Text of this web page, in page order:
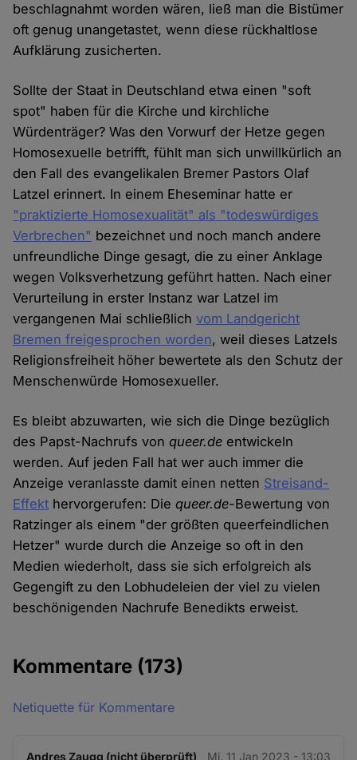
beschlagnahmt worden wären, ließ man die Bistümer
oft genug unangetastet, wenn diese rückhaltlose
Aufklärung zusicherten.
Sollte der Staat in Deutschland etwa einen "soft
spot" haben für die Kirche und kirchliche
Würdenträger? Was den Vorwurf der Hetze gegen
Homosexuelle betrifft, fühlt man sich unwillkürlich an
den Fall des evangelikalen Bremer Pastors Olaf
Latzel erinnert. In einem Eheseminar hatte er
"praktizierte Homosexualität" als "todeswürdiges
Verbrechen" bezeichnet und noch manch andere
unfreundliche Dinge gesagt, die zu einer Anklage
wegen Volksverhetzung geführt hatten. Nach einer
Verurteilung in erster Instanz war Latzel im
vergangenen Mai schließlichvom Landgericht
Bremen freigesprochen worden, weil dieses Latzels
Religionsfreiheit höher bewertete als den Schutz der
Menschenwürde Homosexueller.
Es bleibt abzuwarten, wie sich die Dinge bezüglich
des Papst-Nachrufs vonqueer.de entwickeln
werden. Auf jeden Fall hat wer auch immer die
Anzeige veranlasste damit einen netten Streisand-
Effekt hervorgerufen: Diequeer.de-Bewertung von
Ratzinger als einem "der größten queerfeindlichen
Hetzer" wurde durch die Anzeige so oft in den
Medien wiederholt, dass sie sich erfolgreich als
Gegengift zu den Lobhudeleien der viel zu vielen
beschönigenden Nachrufe Benedikts erweist.
Kommentare (173)
Netiquette für Kommentare
Andres Zaugg (nicht überprüft) Mi. 11 Jan 2023 - 13:03